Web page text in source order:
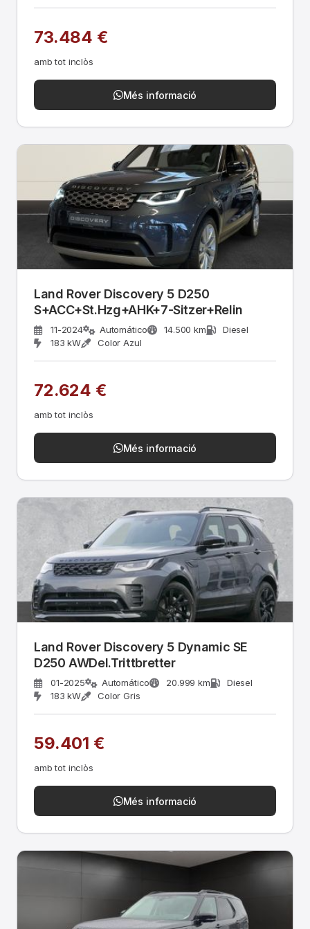
73.484 €
amb tot inclòs
Més informació
Land Rover Discovery 5 D250
S+ACC+St.Hzg+AHK+7-Sitzer+Relin
11-2024 Automático 14.500 km
Diesel
183 kW
Color Azul
72.624 €
amb tot inclòs
Més informació
Land Rover Discovery 5 Dynamic SE
D250 AWDel.Trittbretter
01-2025 Automático 20.999 km
Diesel
183 kW
Color Gris
59.401 €
amb tot inclòs
Més informació